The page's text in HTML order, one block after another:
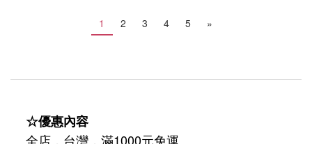
1 2 3 4 5 »
☆優惠內容
全店，台灣，滿1000元免運